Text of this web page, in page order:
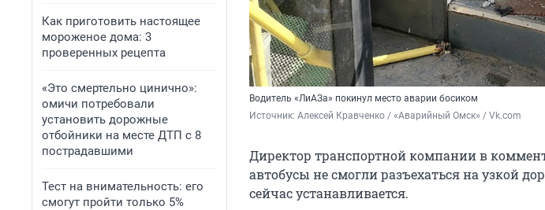
Как приготовить настоящее
мороженое дома: 3
проверенных рецепта
«Это смертельно цинично»:
омичи потребовали
установить дорожные
отбойники на месте ДТП с 8
пострадавшими
Тест на внимательность: его
смогут пройти только 5%
Водитель «ЛиАЗа» покинул место аварии босиком
Источник: Алексей Кравченко / «Аварийный Омск» / Vk.com
Директор транспортной компании в
автобусы не смогли разъехаться на узкой
сейчас устанавливается.